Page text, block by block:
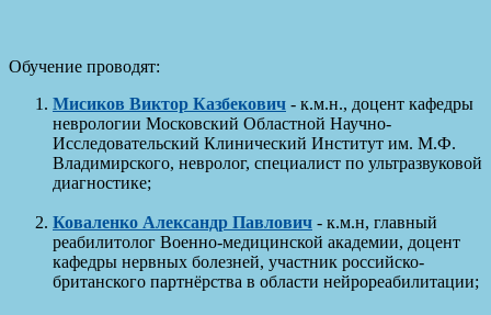
Обучение проводят:
Мисиков Виктор Казбекович - к.м.н., доцент кафедры
неврологии Московский Областной Научно-
Исследовательский Клинический Институт им. М.Ф.
Владимирского, невролог, специалист по ультразвуковой
диагностике;
Коваленко Александр Павлович - к.м.н, главный
реабилитолог Военно-медицинской академии, доцент
кафедры нервных болезней, участник российско-
британского партнёрства в области нейрореабилитации;